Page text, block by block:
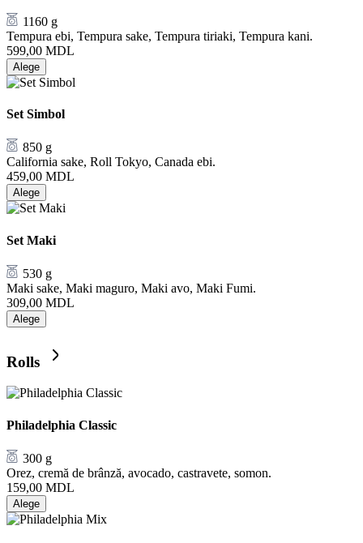
1160 g
Tempura ebi, Tempura sake, Tempura tiriaki, Tempura kani.
599,00 MDL
Alege
Set Simbol
850 g
California sake, Roll Tokyo, Canada ebi.
459,00 MDL
Alege
Set Maki
530 g
Maki sake, Maki maguro, Maki avo, Maki Fumi.
309,00 MDL
Alege
Rolls
Philadelphia Classic
300 g
Orez, cremă de brânză, avocado, castravete, somon.
159,00 MDL
Alege